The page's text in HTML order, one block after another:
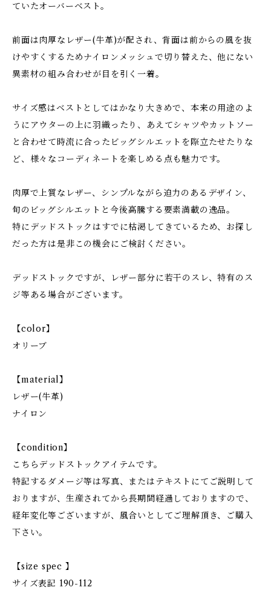
ていたオーバーベスト。
前面は肉厚なレザー(牛革)が配され、背面は前からの風を抜
けやすくするためナイロンメッシュで切り替えた、他にない
異素材の組み合わせが目を引く一着。
サイズ感はベストとしてはかなり大きめで、本来の用途のよ
うにアウターの上に羽織ったり、あえてシャツやカットソー
と合わせて時流に合ったビッグシルエットを際立たせたりな
ど、様々なコーディネートを楽しめる点も魅力です。
肉厚で上質なレザー、シンプルながら迫力のあるデザイン、
旬のビッグシルエットと今後高騰する要素満載の逸品。
特にデッドストックはすでに枯渇してきているため、お探し
だった方は是非この機会にご検討ください。
デッドストックですが、レザー部分に若干のスレ、特有のス
ジ等ある場合がございます。
【color】
オリーブ
【material】
レザー(牛革)
ナイロン
【condition】
こちらデッドストックアイテムです。
特記するダメージ等は写真、またはテキストにてご説明して
おりますが、生産されてから長期間経過しておりますので、
経年変化等ございますが、風合いとしてご理解頂き、ご購入
下さい。
【size spec 】
サイズ表記 190-112